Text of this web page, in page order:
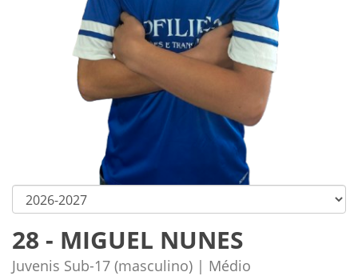
28 - MIGUEL NUNES
Juvenis Sub-17 (masculino) | Médio